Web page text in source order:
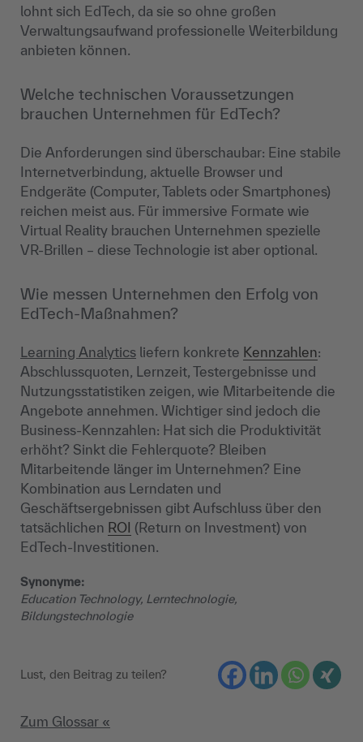
lohnt sich EdTech, da sie so ohne großen
Verwaltungsaufwand professionelle Weiterbildung
anbieten können.
Welche technischen Voraussetzungen
brauchen Unternehmen für EdTech?
Die Anforderungen sind überschaubar: Eine stabile
Internetverbindung, aktuelle Browser und
Endgeräte (Computer, Tablets oder Smartphones)
reichen meist aus. Für immersive Formate wie
Virtual Reality brauchen Unternehmen spezielle
VR-Brillen – diese Technologie ist aber optional.
Wie messen Unternehmen den Erfolg von
EdTech-Maßnahmen?
Learning Analytics liefern konkrete Kennzahlen:
Abschlussquoten, Lernzeit, Testergebnisse und
Nutzungsstatistiken zeigen, wie Mitarbeitende die
Angebote annehmen. Wichtiger sind jedoch die
Business-Kennzahlen: Hat sich die Produktivität
erhöht? Sinkt die Fehlerquote? Bleiben
Mitarbeitende länger im Unternehmen? Eine
Kombination aus Lerndaten und
Geschäftsergebnissen gibt Aufschluss über den
tatsächlichen ROI (Return on Investment) von
EdTech-Investitionen.
Synonyme:
Education Technology, Lerntechnologie,
Bildungstechnologie
Lust, den Beitrag zu teilen?
Zum Glossar «